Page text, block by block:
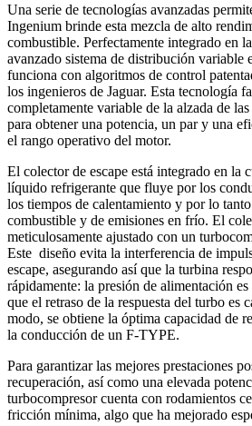
Una serie de tecnologías avanzadas
Ingenium brinde esta mezcla de alto
combustible. Perfectamente integrado en
avanzado sistema de distribución variable
funciona con algoritmos de control
los ingenieros de Jaguar. Esta tecnología
completamente variable de la alzada de
para obtener una potencia, un par y una
el rango operativo del motor.
El colector de escape está integrado en la
líquido refrigerante que fluye por los
los tiempos de calentamiento y por lo
combustible y de emisiones en frío. El
meticulosamente ajustado con un
Este diseño evita la interferencia de
escape, asegurando así que la turbina
rápidamente: la presión de alimentación
que el retraso de la respuesta del turbo es
modo, se obtiene la óptima capacidad de
la conducción de un F-TYPE.
Para garantizar las mejores prestaciones
recuperación, así como una elevada
turbocompresor cuenta con rodamientos
fricción mínima, algo que ha mejorado